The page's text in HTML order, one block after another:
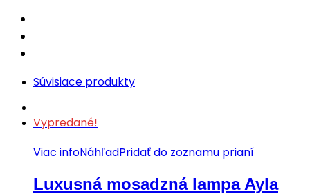
Súvisiace produkty
Vypredané!
Viac infoNáhľadPridať do zoznamu prianí
Luxusná mosadzná lampa Ayla